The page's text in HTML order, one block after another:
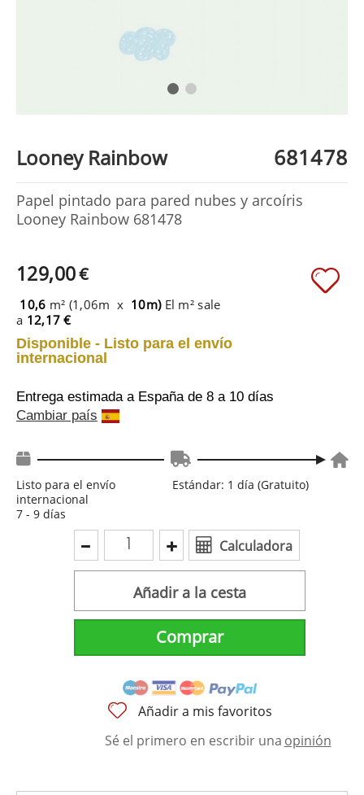
Looney Rainbow 681478
Papel pintado para pared nubes y arcoíris
Looney Rainbow 681478
129,00€
10,6 m² (1,06m x 10m) El m² sale
a 12,17 €
Disponible - Listo para el envío
internacional
Entrega estimada a España de 8 a 10 días
Cambiar país
Listo para el envío
internacional
7 - 9 días
Estándar: 1 día (Gratuito)
Calculadora
Añadir a la cesta
Comprar
Añadir a mis favoritos
Sé el primero en escribir una opinión